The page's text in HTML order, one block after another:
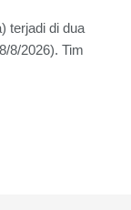
terjadi di dua
8/2026). Tim